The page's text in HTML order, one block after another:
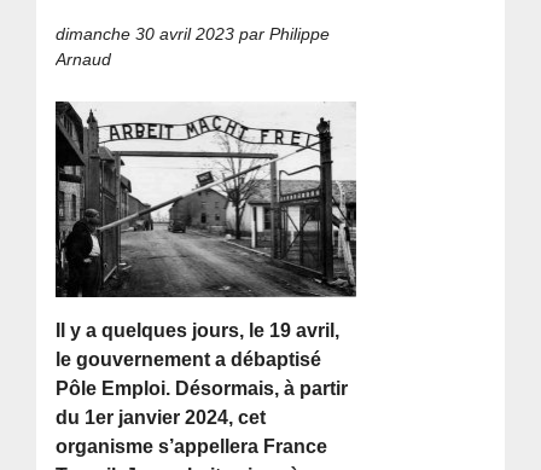
dimanche 30 avril 2023 par Philippe
Arnaud
Il y a quelques jours, le 19 avril,
le gouvernement a débaptisé
Pôle Emploi. Désormais, à partir
du 1er janvier 2024, cet
organisme s’appellera France